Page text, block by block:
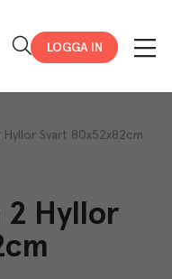
LOGGA IN
Hyllor Svart 80x52x82cm
2 Hyllor